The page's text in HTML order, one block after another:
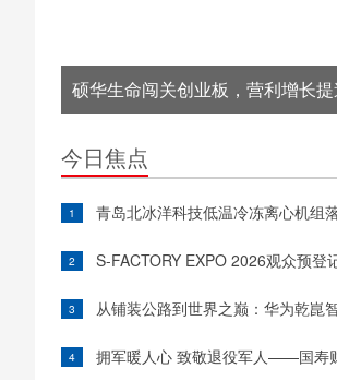
硕华生命闯关创业板，营利增长
今日焦点
1 青岛北冰洋科技低温冷冻离心机组
2 S-FACTORY EXPO 2026观众预登
3 从铺装公路到世界之巅：华为乾崑
4 拥军暖人心 致敬退役军人——国寿